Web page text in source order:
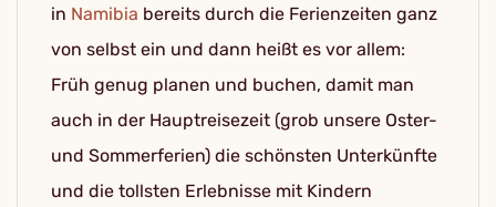
in Namibia bereits durch die Ferienzeiten ganz
von selbst ein und dann heißt es vor allem:
Früh genug planen und buchen, damit man
auch in der Hauptreisezeit (grob unsere Oster-
und Sommerferien) die schönsten Unterkünfte
und die tollsten Erlebnisse mit Kindern